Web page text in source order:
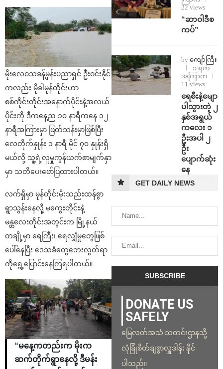
မိုးလေဝသခန့်မှန်းပညာရှင် ဦးဝင်းနိုင်
ကလည်း မိုခါမုန်တိုင်းဟာ
စစ်ကိုင်းတိုင်းအနောက်ပိုင်းနဲ့အလယ်
ပိုင်းကို ဒီကနေ့ည ၁၀ နာရီကနေ ၁၂
နာရီအကြားမှာ ဖြတ်သန်းမှာဖြစ်ပြီး
လေတိုက်နှုန်း ၁ နာရီ မိုင် ၇၀ နှုန်းရှိ
မယ်လို့ သူ့ရဲ့လူမှုကွန်ယက်စာမျက်နှာ
မှာ သတိပေးဖော်ပြထားပါတယ်။
လက်ရှိမှာ မုန်တိုင်းမိုးသည်းထန်စွာ
ရွာသွန်းနေလို့ မကွေးတိုင်းနဲ့
မန္တလေးတိုင်းအတွင်းက မြို့နယ်
တချို့မှာ ရေကြီး၊ ရေလျှံမှုတွေဖြစ်
ပေါ်နေပြီး ဒေသခံတွေဘေးလွတ်ရာ
ကိုရွှေ့ပြောင်းနေကြရပါတယ်။
“မနေ့ကတည်းက မိုးက
ဆက်တိုက်ရွာနေလို့ ဒီမန်း
22 views
“ဆာဝါဒီစ
ကပ်”
by ကျော်ကြီး
၁ ရက်
အကြာက
11 views
ရေစီးနဲ့မျော
ပါသွားတဲ့ ၂
နှစ်အရွယ်
ကလေး ၁
ဦးအပါ ၂
ဦး
ပျောက်ဆုံး
နေ
GET DAILY NEWS
DONATE US
SAFELY
မြေလတ်အသံ သတင်းဌာနသို့
လုံခြုံစိတ်ချစွာလှူဒါန်း နိုင်
ပါသည်။